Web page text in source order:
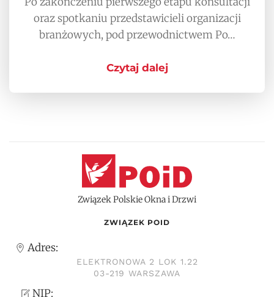
oraz spotkaniu przedstawicieli organizacji
branżowych, pod przewodnictwem Po…
Czytaj dalej
Związek Polskie Okna i Drzwi
ZWIĄZEK POID
Adres:
ELEKTRONOWA 2 LOK 1.22
03-219 WARSZAWA
NIP: